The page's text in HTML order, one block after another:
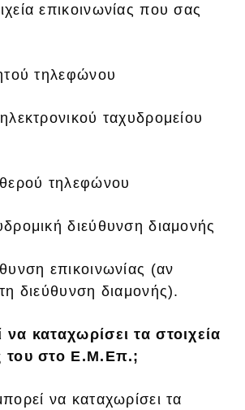
επικοινωνίας που σας
τηλεφώνου
ταχυδρομείου
τηλεφώνου
διεύθυνση διαμονής
επικοινωνίας (αν
διεύθυνση διαμονής).
καταχωρίσει τα στοιχεία
του στο Ε.Μ.Επ.;
να καταχωρίσει τα